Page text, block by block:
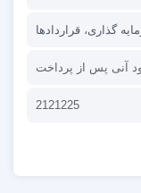
گذاری، قراردادها
آنی پس از پرداخت
2121225